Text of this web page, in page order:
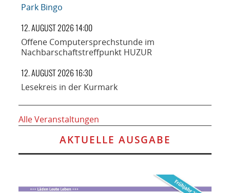
Park Bingo
12. AUGUST 2026 14:00
Offene Computersprechstunde im
Nachbarschaftstreffpunkt HUZUR
12. AUGUST 2026 16:30
Lesekreis in der Kurmark
Alle Veranstaltungen
AKTUELLE AUSGABE